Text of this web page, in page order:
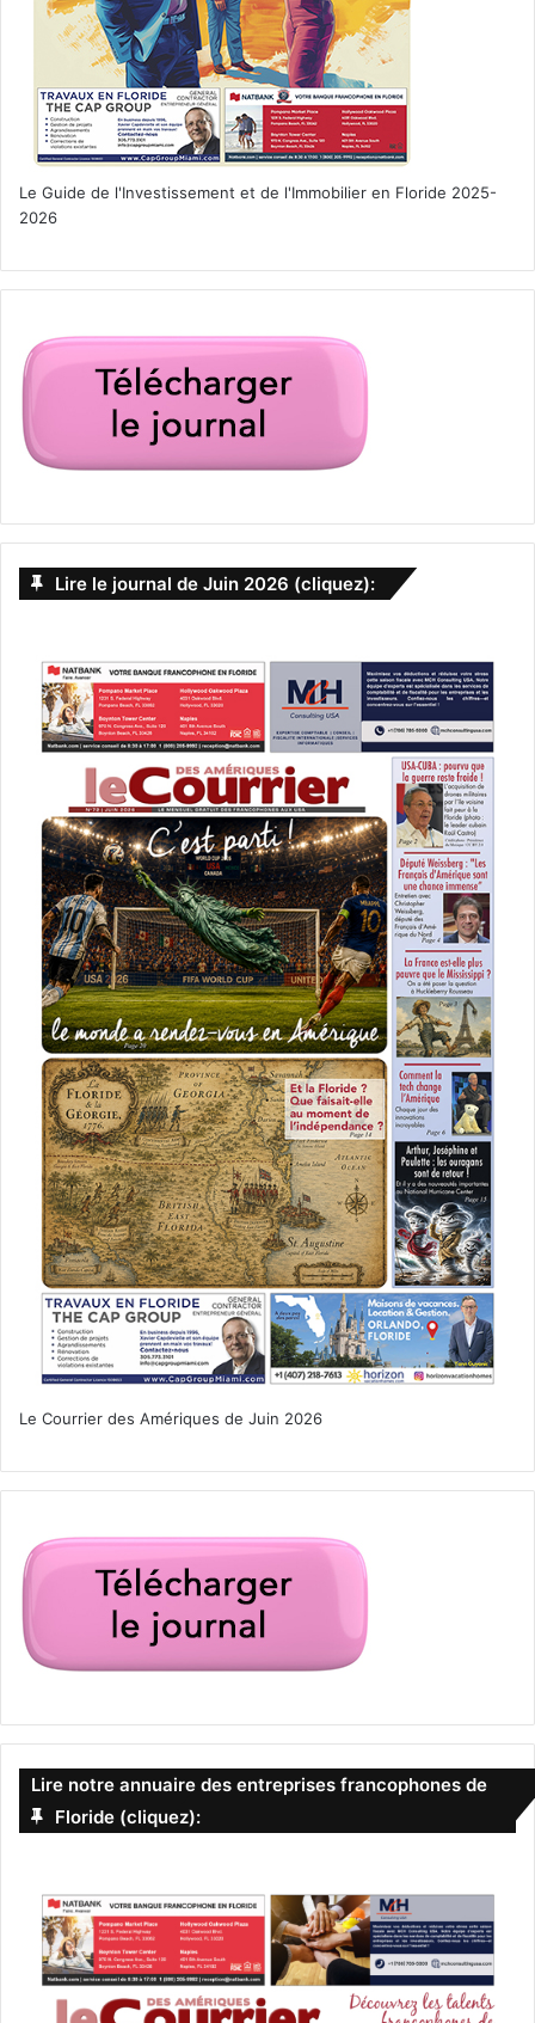
Le Guide de l'Investissement et de l'Immobilier en Floride 2025-
2026
Lire le journal de Juin 2026 (cliquez):
Le Courrier des Amériques de Juin 2026
Lire notre annuaire des entreprises francophones de
Floride (cliquez):